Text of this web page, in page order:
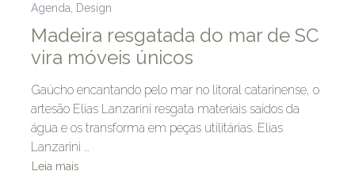
Agenda Design
Madeira resgatada do mar de SC
vira móveis únicos
Gaúcho encantando pelo mar no litoral catarinense, o
artesão Elias Lanzarini resgata materiais saídos da
água e os transforma em peças utilitárias. Elias
Lanzarini …
Leia mais